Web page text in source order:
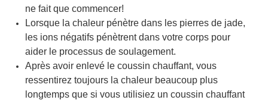
ne fait que commencer!
Lorsque la chaleur pénètre dans les pierres de jade,
les ions négatifs pénètrent dans votre corps pour
aider le processus de soulagement.
Après avoir enlevé le coussin chauffant, vous
ressentirez toujours la chaleur beaucoup plus
longtemps que si vous utilisiez un coussin chauffant